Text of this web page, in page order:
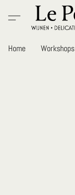
Home Workshops